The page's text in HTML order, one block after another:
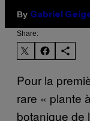
By Gabriel
Share:
Pour la
rare « plante
botanique de